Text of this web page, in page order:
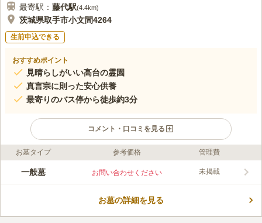
最寄駅： 藤代駅(4.4km)
茨城県取手市小文間4264
生前申込できる
おすすめポイント
見晴らしがいい高台の霊園
真言宗に則った安心供養
最寄りのバス停から徒歩約3分
コメント・口コミを見る
ライフドット編集部のコメント
真言宗を信仰される方のための霊園です。 管理している福永寺
あり田園風景を一望できるできるので、開放感があって気持ち良
お墓タイプ 参考価格 管理費
一般墓 お問い合わせください 未掲載
お墓の詳細を見る